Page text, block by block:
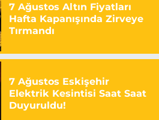
7 Ağustos Altın Fiyatları
Hafta Kapanışında Zirveye
Tırmandı
7 Ağustos Eskişehir
Elektrik Kesintisi Saat Saat
Duyuruldu!